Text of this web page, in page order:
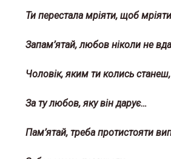
Ти перестала мріяти, щоб
Запам’ятай, любов ніколи не
Чоловік, яким ти колись
За ту любов, яку він дарує…
Пам’ятай, треба протистояти